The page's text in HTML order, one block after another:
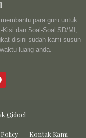
para guru untuk
Kisi dan Soal-Soal SD/MI,
disini sudah kami susun
luang anda.
Qidoel
Kontak Kami